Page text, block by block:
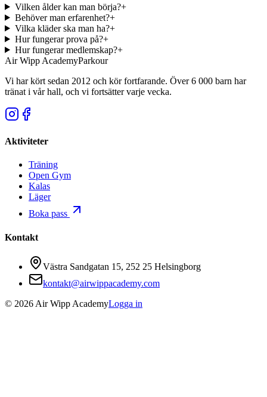
Vilken ålder kan man börja?+
Behöver man erfarenhet?+
Vilka kläder ska man ha?+
Hur fungerar prova på?+
Hur fungerar medlemskap?+
Air Wipp AcademyParkour
Vi har kört sedan 2012 och kör fortfarande. Över 6 000 barn har
tränat i vår hall, och vi fortsätter varje vecka.
Aktiviteter
Träning
Open Gym
Kalas
Läger
Boka pass
Kontakt
Västra Sandgatan 15, 252 25 Helsingborg
kontakt@airwippacademy.com
© 2026 Air Wipp AcademyLogga in